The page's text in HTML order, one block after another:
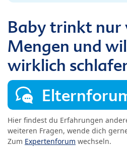
Baby trinkt nur
Mengen und
wirklich
Hier findest du Erfahrungen
weiteren Fragen, wende dich
Zum Expertenforum wechseln.